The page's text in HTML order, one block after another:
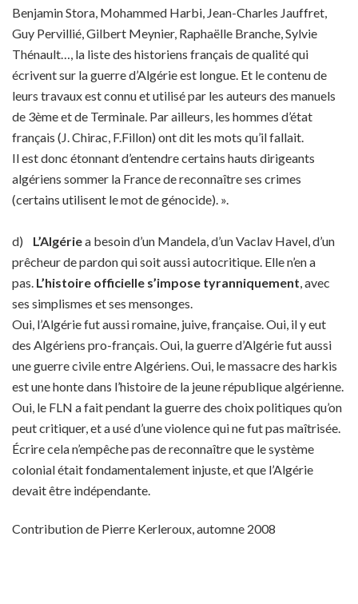
Benjamin Stora, Mohammed Harbi, Jean-Charles Jauffret,
Guy Pervillié, Gilbert Meynier, Raphaëlle Branche, Sylvie
Thénault…, la liste des historiens français de qualité qui
écrivent sur la guerre d’Algérie est longue. Et le contenu de
leurs travaux est connu et utilisé par les auteurs des manuels
de 3ème et de Terminale. Par ailleurs, les hommes d’état
français (J. Chirac, F.Fillon) ont dit les mots qu’il fallait.
Il est donc étonnant d’entendre certains hauts dirigeants
algériens sommer la France de reconnaître ses crimes
(certains utilisent le mot de génocide). ».
d) L’Algériea besoin d’un Mandela, d’un Vaclav Havel, d’un
prêcheur de pardon qui soit aussi autocritique. Elle n’en a
pas. L’histoire officielle s’impose tyranniquement, avec
ses simplismes et ses mensonges.
Oui, l’Algérie fut aussi romaine, juive, française. Oui, il y eut
des Algériens pro-français. Oui, la guerre d’Algérie fut aussi
une guerre civile entre Algériens. Oui, le massacre des harkis
est une honte dans l’histoire de la jeune république algérienne.
Oui, le FLN a fait pendant la guerre des choix politiques qu’on
peut critiquer, et a usé d’une violence qui ne fut pas maîtrisée.
Écrire cela n’empêche pas de reconnaître que le système
colonial était fondamentalement injuste, et que l’Algérie
devait être indépendante.
Contribution de Pierre Kerleroux, automne 2008